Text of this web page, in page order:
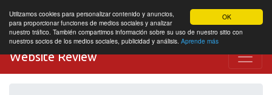
OK
Utilizamos cookies para personalizar contenido y anuncios,
para proporcionar funciones de medios sociales y analizar
nuestro tráfico. También compartimos información sobre su uso de nuestro sitio con
nuestros socios de los medios sociales, publicidad y análisis. Aprende más
Website Review